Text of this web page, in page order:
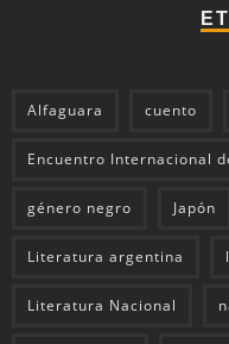
Alfaguara cuento
Encuentro Internacional
género negro Japón
Literatura argentina
Literatura Nacional